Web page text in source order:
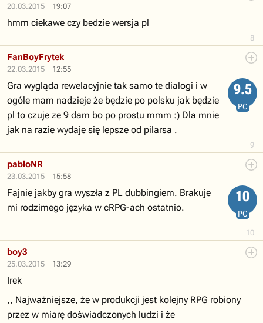
20.03.2015 19:07
8
hmm ciekawe czy bedzie wersja pl
22.03.2015 12:55
9
FanBoyFrytek
9.5
PC
Gra wygląda rewelacyjnie tak samo te dialogi i w
ogóle mam nadzieje że będzie po polsku jak będzie
pl to czuje ze 9 dam bo po prostu mmm :) Dla mnie
jak na razie wydaje się lepsze od pilarsa .
23.03.2015 15:58
10
pabloNR
10
PC
Fajnie jakby gra wyszła z PL dubbingiem. Brakuje
mi rodzimego języka w cRPG-ach ostatnio.
25.03.2015 13:29
boy3
Irek
,, Najważniejsze, że w produkcji jest kolejny RPG robiony
przez w miarę doświadczonych ludzi i że